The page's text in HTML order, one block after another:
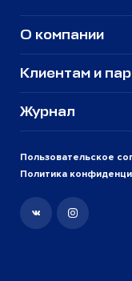
Пользовательское
Политика
О компании
Клиентам и
Журнал